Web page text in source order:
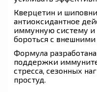
Кверцетин и
антиоксидантное
иммунную систему и
бороться с
Формула
поддержки
стресса, сезонных
простуд.